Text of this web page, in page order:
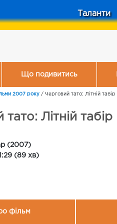
Таланти
Що подивитись
2007 року / Черговий тато: Літній табір
Літній табір
(2007)
(89 хв)
фільм